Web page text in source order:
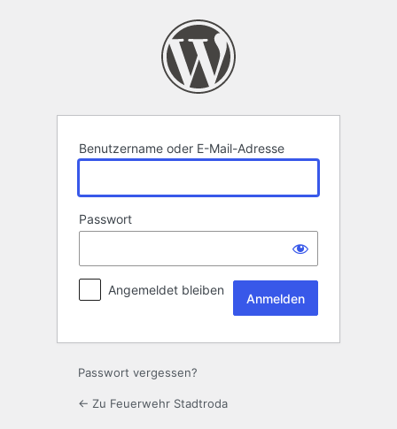
Benutzername oder E-Mail-Adresse
Passwort
Angemeldet bleiben
Passwort vergessen?
← Zu Feuerwehr Stadtroda